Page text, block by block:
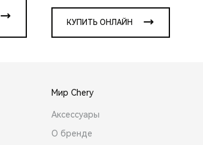
КУПИТЬ ОНЛАЙН
Мир Chery
Аксессуары
О бренде